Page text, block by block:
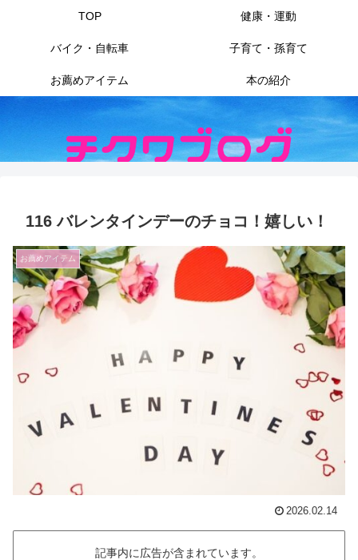
TOP 健康・運動
バイク・自転車 子育て・孫育て
お薦めアイテム 本の紹介
116 バレンタインデーのチョコ！嬉しい！
お薦めアイテム
2026.02.14
記事内に広告が含まれています。